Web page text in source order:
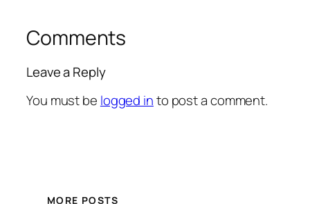
Comments
Leave a Reply
You must be logged into post a comment.
MORE POSTS